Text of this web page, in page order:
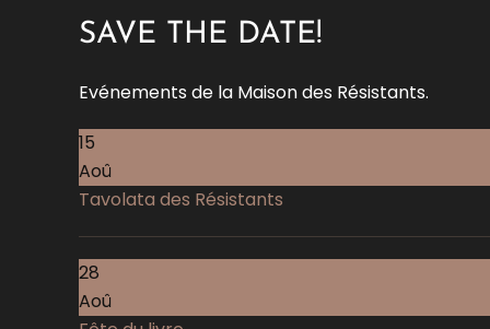
SAVE THE DATE!
Evénements de la Maison des Résistants.
15
Aoû
Tavolata des Résistants
28
Aoû